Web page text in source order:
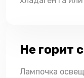
Не горит
Лампочка